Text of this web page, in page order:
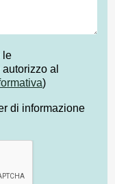
le
autorizzo al
)
di informazione